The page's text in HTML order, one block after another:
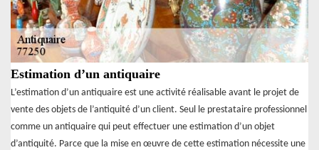
Estimation d’un antiquaire
L’estimation d’un antiquaire est une activité réalisable avant le projet de
vente des objets de l’antiquité d’un client. Seul le prestataire professionnel
comme un antiquaire qui peut effectuer une estimation d’un objet
d’antiquité. Parce que la mise en œuvre de cette estimation nécessite une